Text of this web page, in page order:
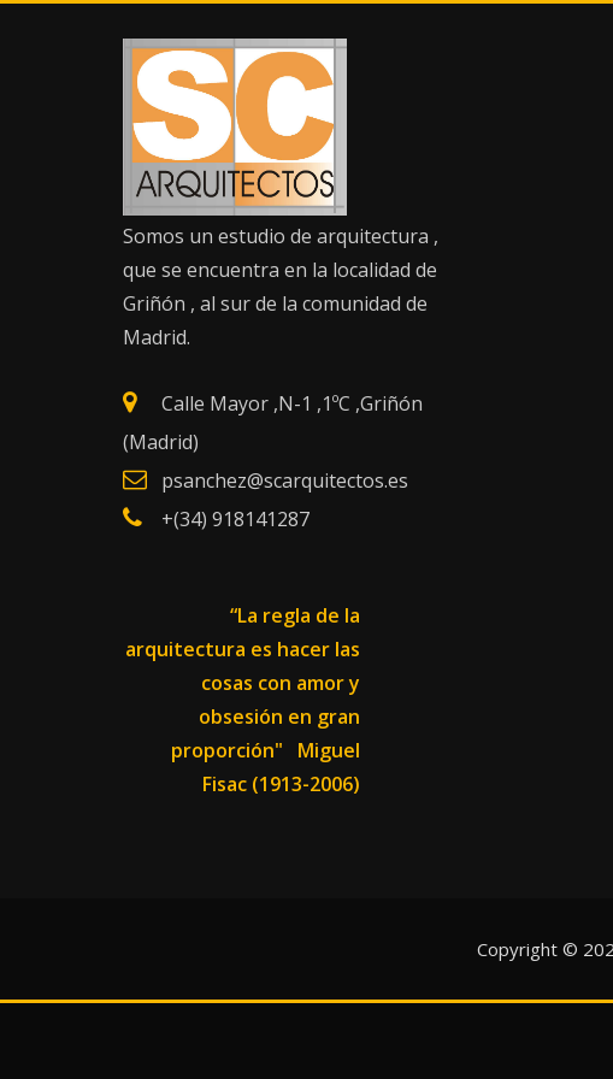
INFORMACIÓN DE
CONTACTO
Somos un estudio de arquitectura ,
que se encuentra en la localidad de
Griñón , al sur de la comunidad de
Madrid.
Calle Mayor ,N-1 ,1ºC ,Griñón
(Madrid)
psanchez@scarquitectos.es
+(34) 918141287
“La regla de la
arquitectura es hacer las
cosas con amor y
obsesión en gran
proporción"
Miguel
Fisac (1913-2006)
Copyright ©